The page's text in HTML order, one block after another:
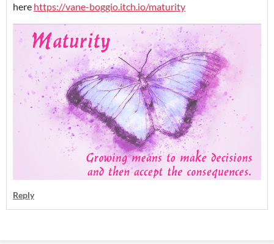
here https://vane-boggio.itch.io/maturity
Reply